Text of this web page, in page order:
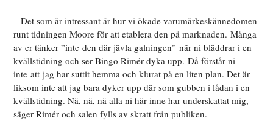
– Det som är intressant är hur vi ökade varumärkeskännedomen
runt tidningen Moore för att etablera den på marknaden. Många
av er tänker ”inte den där jävla galningen” när ni bläddrar i en
kvällstidning och ser Bingo Rimér dyka upp. Då förstår ni
inte att jag har suttit hemma och klurat på en liten plan. Det är
liksom inte att jag bara dyker upp där som gubben i lådan i en
kvällstidning. Nä, nä, nä alla ni här inne har underskattat mig,
säger Rimér och salen fylls av skratt från publiken.